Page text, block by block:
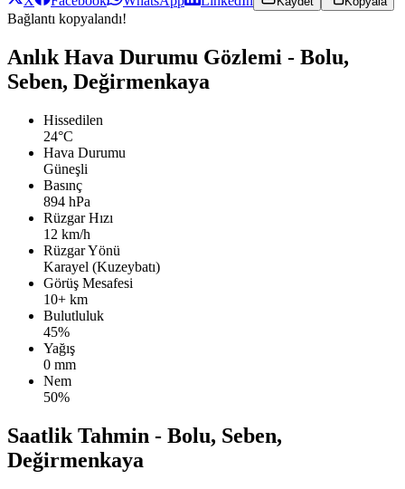
Bağlantı kopyalandı!
Anlık Hava Durumu Gözlemi - Bolu,
Seben, Değirmenkaya
Hissedilen
24°C
Hava Durumu
Güneşli
Basınç
894 hPa
Rüzgar Hızı
12 km/h
Rüzgar Yönü
Karayel (Kuzeybatı)
Görüş Mesafesi
10+ km
Bulutluluk
45%
Yağış
0 mm
Nem
50%
Saatlik Tahmin - Bolu, Seben,
Değirmenkaya